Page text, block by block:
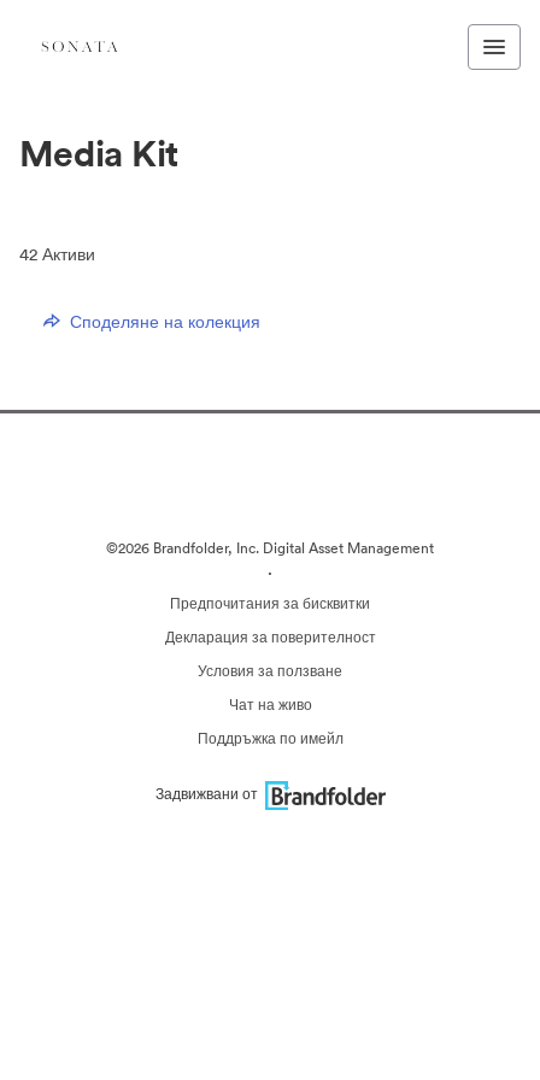
Media Kit
42 Активи
Споделяне на колекция
©2026 Brandfolder, Inc. Digital Asset Management
·
Предпочитания за бисквитки
Декларация за поверителност
Условия за ползване
Чат на живо
Поддръжка по имейл
Задвижвани от